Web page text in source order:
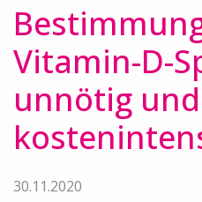
Vitamin-D-
unnötig und
30.11.2020